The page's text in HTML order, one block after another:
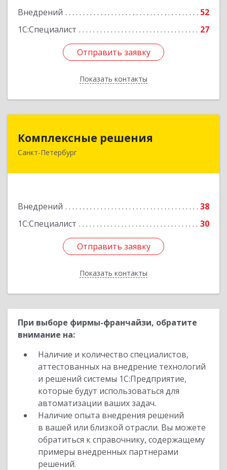
Внедрений
52
1С:Специалист
27
Отправить заявку
Показать контакты
Отправить заявку
Назад
Комплексные решения
Санкт-Петербург
Внедрений
38
1С:Специалист
30
Отправить заявку
Показать контакты
194044, Санкт-Петербург г, Беловодский пер,
Отправить заявку
Назад
При выборе фирмы-франчайзи, обратите
внимание на:
Наличие и количество специалистов,
аттестованных на внедрение технологий
и решений системы 1С:Предприятие,
которые будут использоваться для
автоматизации ваших задач.
Наличие опыта внедрения решений
в вашей или близкой отрасли. Вы можете
обратиться к справочнику, содержащему
примеры внедренных партнерами
решений.